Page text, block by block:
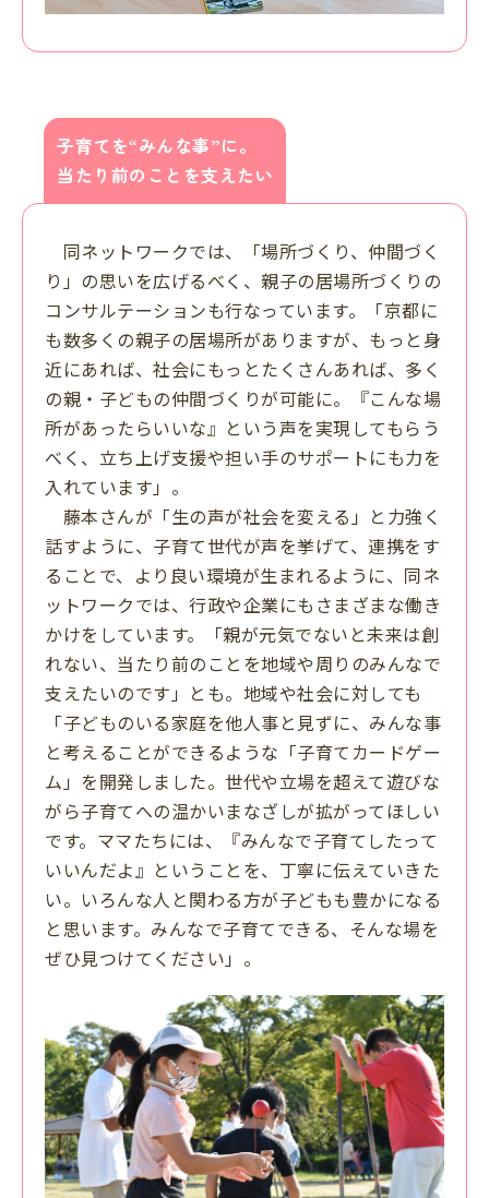
子育てを“みんな事”に。
当たり前のことを支えたい
同ネットワークでは、「場所づくり、仲間づく
り」の思いを広げるべく、親子の居場所づくりの
コンサルテーションも行なっています。「京都に
も数多くの親子の居場所がありますが、もっと身
近にあれば、社会にもっとたくさんあれば、多く
の親・子どもの仲間づくりが可能に。『こんな場
所があったらいいな』という声を実現してもらう
べく、立ち上げ支援や担い手のサポートにも力を
入れています」。
藤本さんが「生の声が社会を変える」と力強く
話すように、子育て世代が声を挙げて、連携をす
ることで、より良い環境が生まれるように、同ネ
ットワークでは、行政や企業にもさまざまな働き
かけをしています。「親が元気でないと未来は創
れない、当たり前のことを地域や周りのみんなで
支えたいのです」とも。地域や社会に対しても
「子どものいる家庭を他人事と見ずに、みんな事
と考えることができるような「子育てカードゲー
ム」を開発しました。世代や立場を超えて遊びな
がら子育てへの温かいまなざしが拡がってほしい
です。ママたちには、『みんなで子育てしたって
いいんだよ』ということを、丁寧に伝えていきた
い。いろんな人と関わる方が子どもも豊かになる
と思います。みんなで子育てできる、そんな場を
ぜひ見つけてください」。